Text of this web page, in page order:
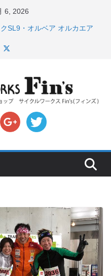
6, 2026
ードバイク、MTB、クロス
１０ 現在）
SL9・オルベア オルカエア
・アクセサリーセー
とオフ会開催！！ ＆
０〜４０％OFF セール
ドバイク、MTB、クロス
１７ 現在）
＆ クロスバイクのカスタ
商品ピックアップ！